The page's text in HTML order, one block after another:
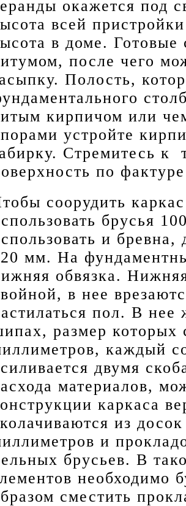
окажется под
всей
в доме. Готовые
после чего
Полость,
кирпичом или
устройте
Стремитесь к
по
соорудить
брусья
и
мм. На
обвязка.
в нее
пол. В нее
размер которых
каждый
двумя
материалов,
каркаса
из
и
брусьев. В
необходимо
сместить